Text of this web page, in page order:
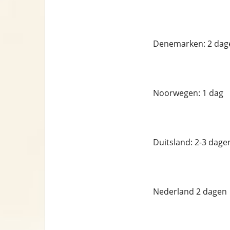
Denemarken: 2
Noorwegen: 1 dag
Duitsland: 2-3
Nederland 2 dagen